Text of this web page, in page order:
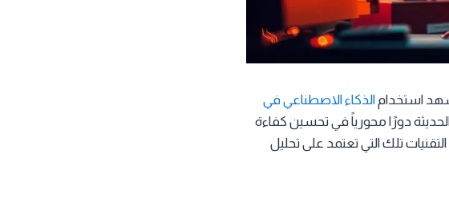
استخدام الذكاء الاصطناعي في
دورًا محورياً في تحسين كفاءة
تلك التي تعتمد على تحليل